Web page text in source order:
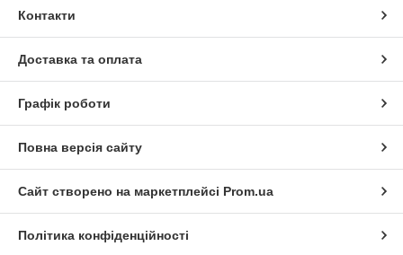
Контакти
Доставка та оплата
Графік роботи
Повна версія сайту
Сайт створено на маркетплейсі Prom.ua
Політика конфіденційності